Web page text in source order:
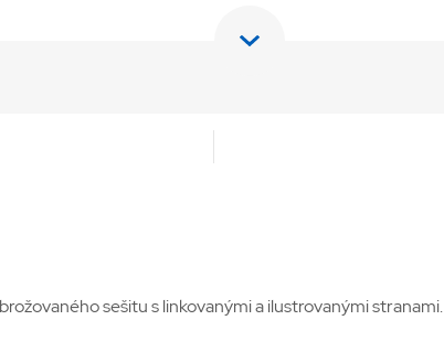
sešitu s linkovanými a ilustrovanými stranami.